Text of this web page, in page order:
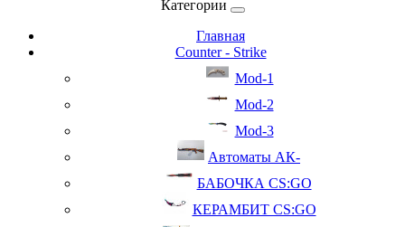
Категории
Главная
Counter - Strike
Mod-1
Mod-2
Mod-3
Автоматы АК-
БАБОЧКА CS:GO
КЕРАМБИТ CS:GO